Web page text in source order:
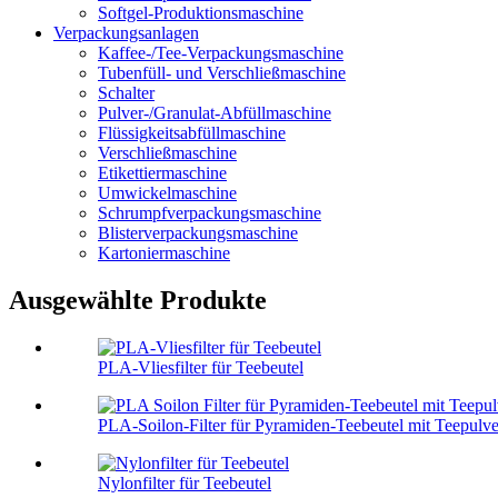
Softgel-Produktionsmaschine
Verpackungsanlagen
Kaffee-/Tee-Verpackungsmaschine
Tubenfüll- und Verschließmaschine
Schalter
Pulver-/Granulat-Abfüllmaschine
Flüssigkeitsabfüllmaschine
Verschließmaschine
Etikettiermaschine
Umwickelmaschine
Schrumpfverpackungsmaschine
Blisterverpackungsmaschine
Kartoniermaschine
Ausgewählte Produkte
PLA-Vliesfilter für Teebeutel
PLA-Soilon-Filter für Pyramiden-Teebeutel mit
Nylonfilter für Teebeutel